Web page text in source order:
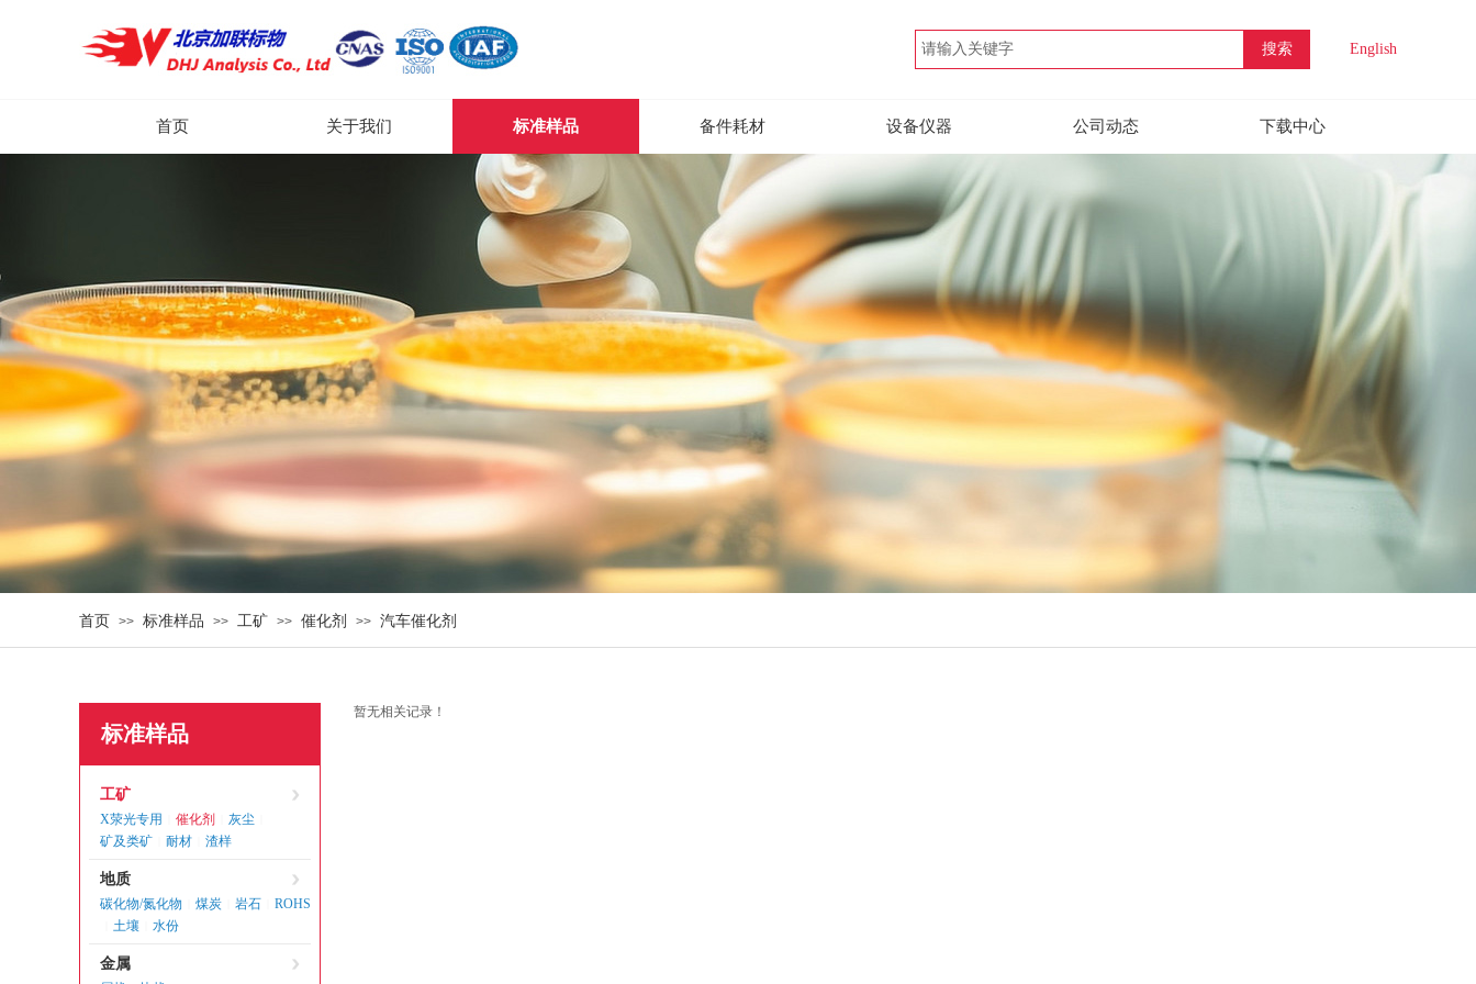
首页 >> 标准样品 >> 工矿 >> 催化剂 >> 汽车催化剂
暂无相关记录！
标准样品
工矿
X荥光专用 催化剂 灰尘
矿及类矿 耐材 渣样
地质
碳化物/氮化物 煤炭 岩石 ROHS
土壤 水份
金属
搜索
首页 关于我们 标准样品 备件耗材 设备仪器 公司动态 下载中心
English